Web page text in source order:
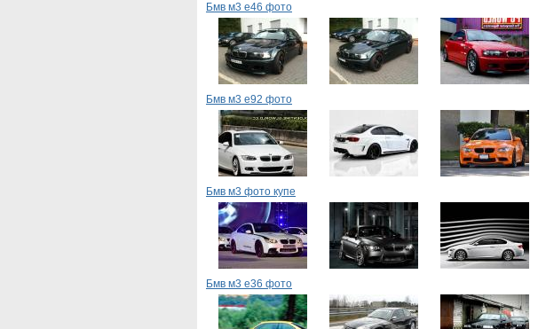
Бмв м3 е46 фото
Бмв м3 е92 фото
Бмв м3 фото купе
Бмв м3 е36 фото